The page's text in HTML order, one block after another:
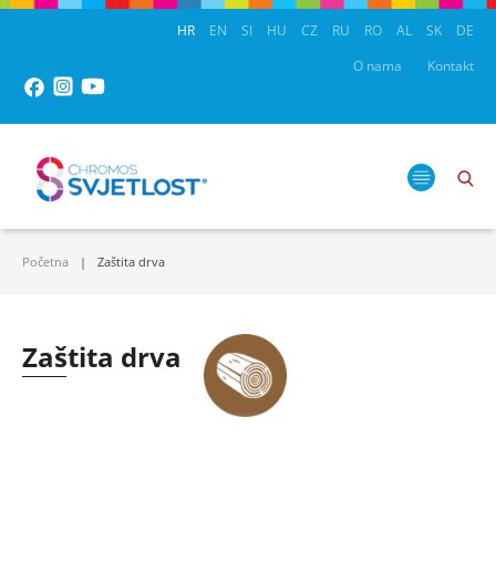
HR EN SI HU CZ RU RO AL SK
DE
O nama
Kontakt
Početna Zaštita drva
Zaštita drva